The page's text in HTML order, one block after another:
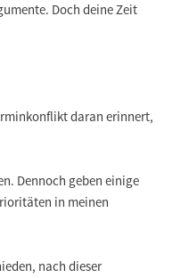
Doch deine Zeit
daran erinnert,
Dennoch geben einige
in meinen
nach dieser